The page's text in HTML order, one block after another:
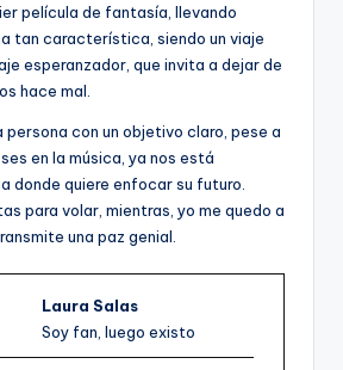
película de fantasía, llevando
tan característica, siendo un viaje
esperanzador, que invita a dejar de
hace mal.
persona con un objetivo claro, pese a
en la música, ya nos está
donde quiere enfocar su futuro.
para volar, mientras, yo me quedo a
una paz genial.
Laura Salas
Soy fan, luego existo